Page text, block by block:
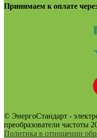
Принимаем к оплате
© ЭнергоСтандарт -
преобразователи частоты
Политика в отношении